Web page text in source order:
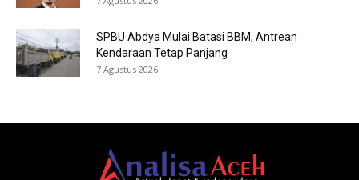
SPBU Abdya Mulai Batasi BBM, Antrean
Kendaraan Tetap Panjang
7 Agustus 2026